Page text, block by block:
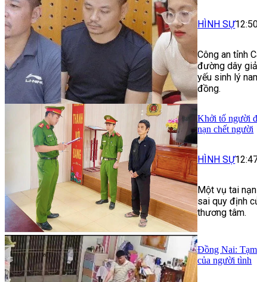
HÌNH SỰ
Công an tỉnh
đường dây
yếu sinh lý
đồng.
Khởi tố người
nạn chết người
HÌNH SỰ
Một vụ tai
sai quy định
thương tâm.
Đồng Nai: Tạm
của người tình